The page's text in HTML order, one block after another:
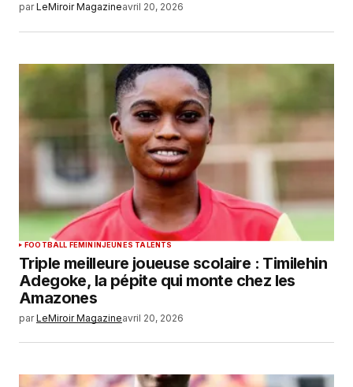
par LeMiroir Magazineavril 20, 2026
FOOTBALL FEMININJEUNES TALENTS
Triple meilleure joueuse scolaire : Timilehin
Adegoke, la pépite qui monte chez les
Amazones
par LeMiroir Magazineavril 20, 2026